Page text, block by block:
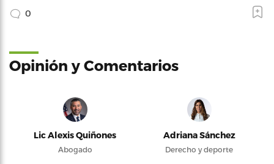
0
Opinión y Comentarios
Lic Alexis Quiñones
Abogado
Adriana Sánchez
Derecho y deporte